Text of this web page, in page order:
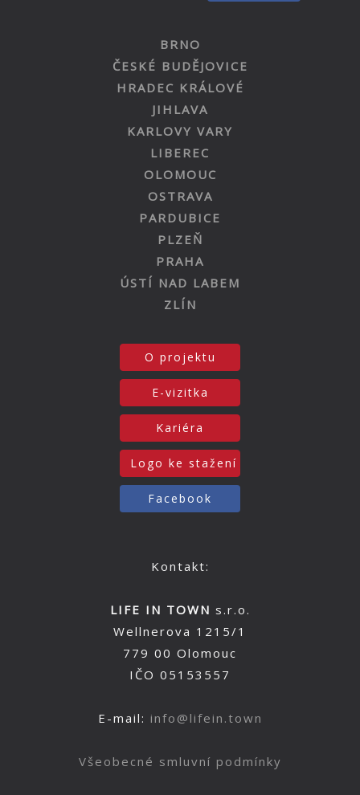
BRNO
ČESKÉ BUDĚJOVICE
HRADEC KRÁLOVÉ
JIHLAVA
KARLOVY VARY
LIBEREC
OLOMOUC
OSTRAVA
PARDUBICE
PLZEŇ
PRAHA
ÚSTÍ NAD LABEM
ZLÍN
O projektu
E-vizitka
Kariéra
Logo ke stažení
Facebook
Kontakt:
LIFE IN TOWN s.r.o.
Wellnerova 1215/1
779 00 Olomouc
IČO 05153557
E-mail: info@lifein.town
Všeobecné smluvní podmínky